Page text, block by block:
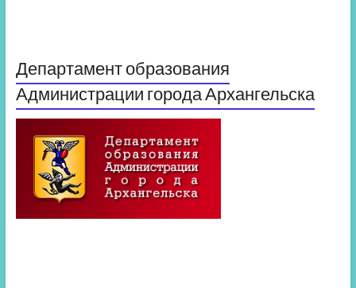
Департамент образования
Администрации города Архангельска